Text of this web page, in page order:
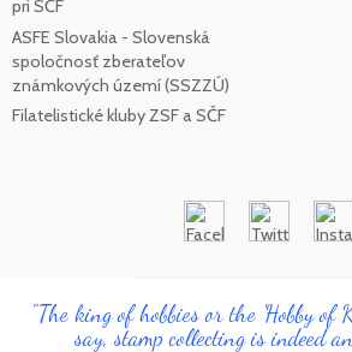
pri SČF
ASFE Slovakia - Slovenská
spoločnosť zberateľov
známkových území (SSZZÚ)
Filatelistické kluby ZSF a SČF
"The king of hobbies or the 'Hobby of
say, stamp collecting is indeed